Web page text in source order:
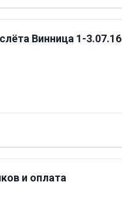
Винница 1-3.07.16
и оплата